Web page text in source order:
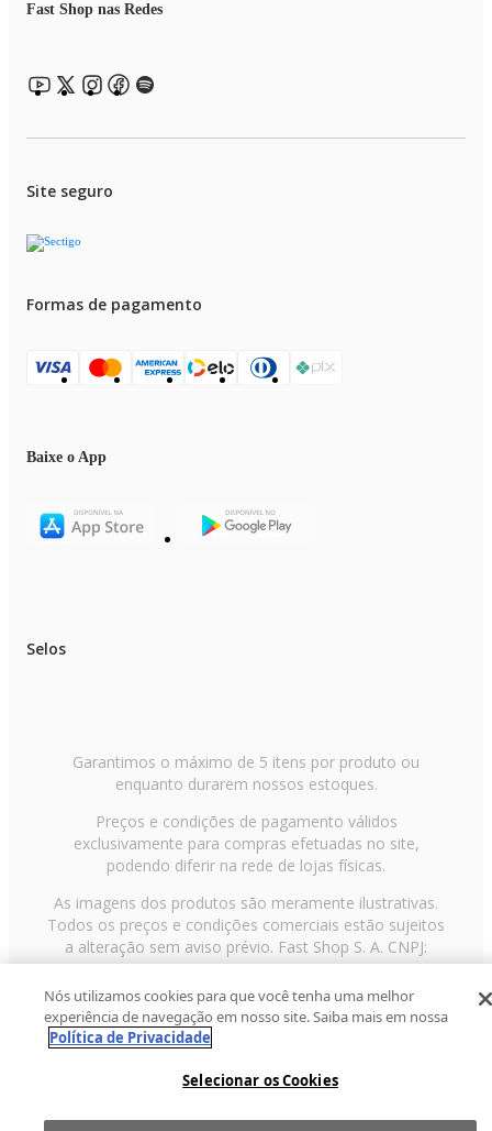
Fast Shop nas Redes
Site seguro
Formas de pagamento
Baixe o App
Selos
Garantimos o máximo de 5 itens por produto ou
enquanto durarem nossos estoques.
Preços e condições de pagamento válidos
exclusivamente para compras efetuadas no site,
podendo diferir na rede de lojas físicas.
As imagens dos produtos são meramente ilustrativas.
Todos os preços e condições comerciais estão sujeitos
a alteração sem aviso prévio. Fast Shop S. A. CNPJ:
43.708.379/0001-00
Avenida Zaki Narchi, nº 1650, sobreloja, Carandiru, São
Paulo/SP, CEP 02029-001, Telefone: 11 3003-3728 ©
2013 Fast Shop - Todos os direitos reservados
Nós utilizamos cookies para que você tenha uma melhor
experiência de navegação em nosso site. Saiba mais em nossa
Política de Privacidade
Selecionar os Cookies